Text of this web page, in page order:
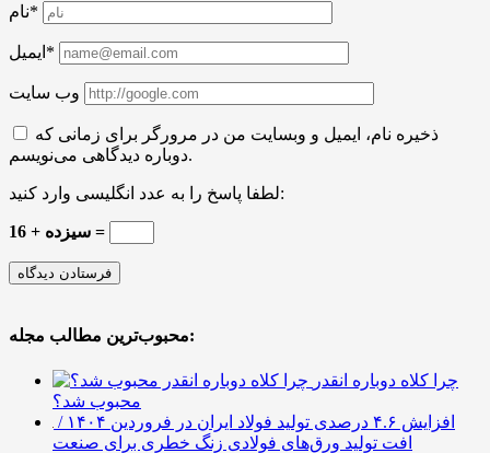
نام*
ایمیل*
وب سایت
ذخیره نام، ایمیل و وبسایت من در مرورگر برای زمانی که
دوباره دیدگاهی می‌نویسم.
لطفا پاسخ را به عدد انگلیسی وارد کنید:
16 + سیزده =
محبوب‌ترین مطالب مجله:
چرا کلاه دوباره انقدر
محبوب شد؟
افزایش ۴.۶ درصدی تولید فولاد ایران در فروردین ۱۴۰۴ /
افت تولید ورق‌های فولادی زنگ خطری برای صنعت